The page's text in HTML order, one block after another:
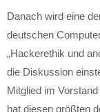
Danach wird eine
deutschen
„Hackerethik und
die Diskussion
Mitglied im
hat diesen größten